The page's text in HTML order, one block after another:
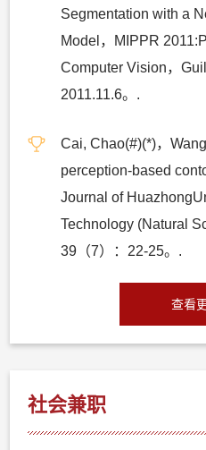
Segmentation with a
Model，MIPPR
Computer Vision，
2011.11.6。.
Cai, Chao(#)(*)，
perception-based
Journal of
Technology (Natural
39（7）：22-25。.
查看
社会兼职